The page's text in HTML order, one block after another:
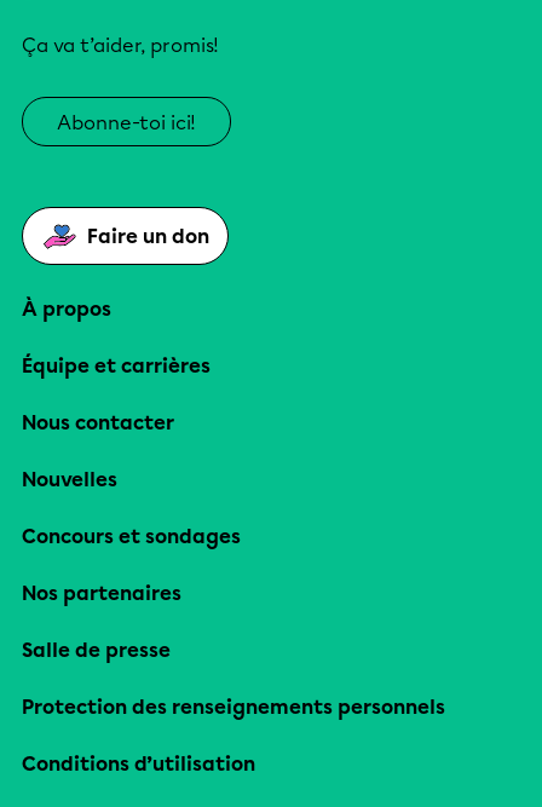
Ça va t’aider, promis!
Abonne-toi ici!
Faire un don
À propos
Équipe et carrières
Nous contacter
Nouvelles
Concours et sondages
Nos partenaires
Salle de presse
Protection des renseignements personnels
Conditions d’utilisation